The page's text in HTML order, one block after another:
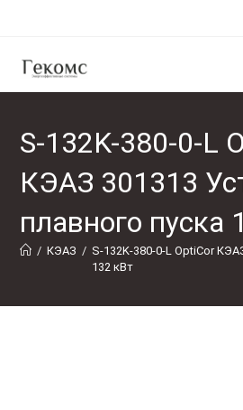
S-132K-380-0-L
КЭАЗ 301313
плавного пуска
/ КЭАЗ / S-132K-380-0-L OptiCor
132 кВт